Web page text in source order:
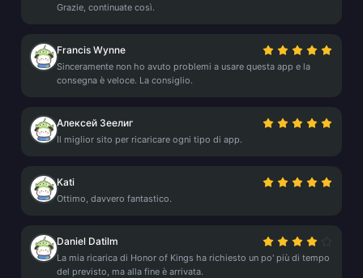
Grazie, continuate così.
Francis Wynne
Sinceramente non ho avuto problemi a usare questa app e la
consegna è veloce. La consiglio.
Алексей Зеелиг
Il miglior sito per ricaricare ogni tipo di app.
Kati
Ottimo, davvero fantastico.
Daniel Datilm
La mia ricarica di Honor of Kings ha richiesto un po' più di tempo
del previsto, ma alla fine è arrivata.